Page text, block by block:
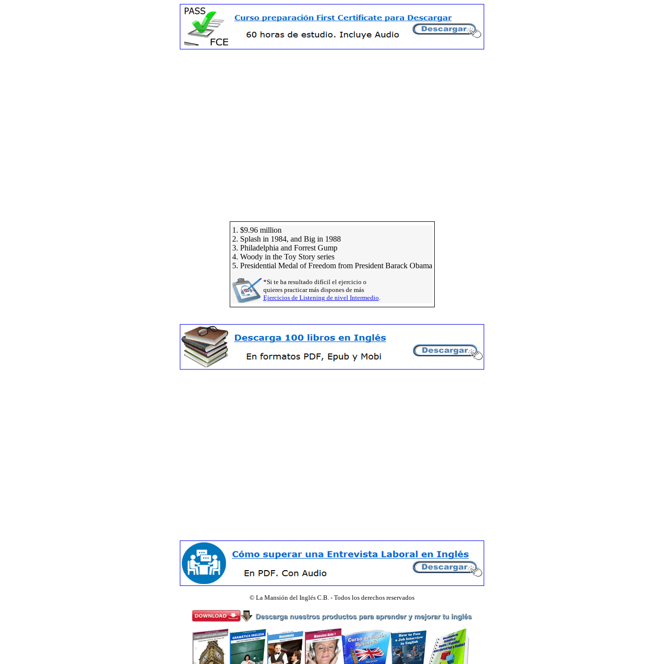
1. $9.96 million
2. Splash in 1984, and Big in 1988
3. Philadelphia and Forrest Gump
4. Woody in the Toy Story series
5. Presidential Medal of Freedom from President Barack Obama
*Si te ha resultado difícil el ejercicio o
quieres practicar más dispones de más
Ejercicios de Listening de nivel Intermedio.
© La Mansión del Inglés C.B. - Todos los derechos reservados